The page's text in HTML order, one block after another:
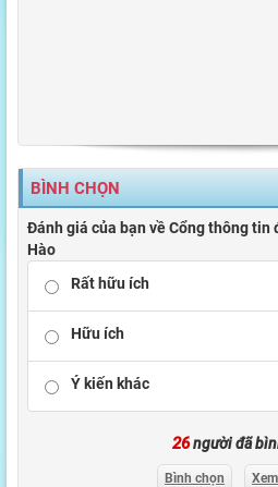
BÌNH CHỌN
Đánh giá của bạn về Cổng thông
Hào
Rất hữu ích
Hữu ích
Ý kiến khác
26người đã
Bình chọn